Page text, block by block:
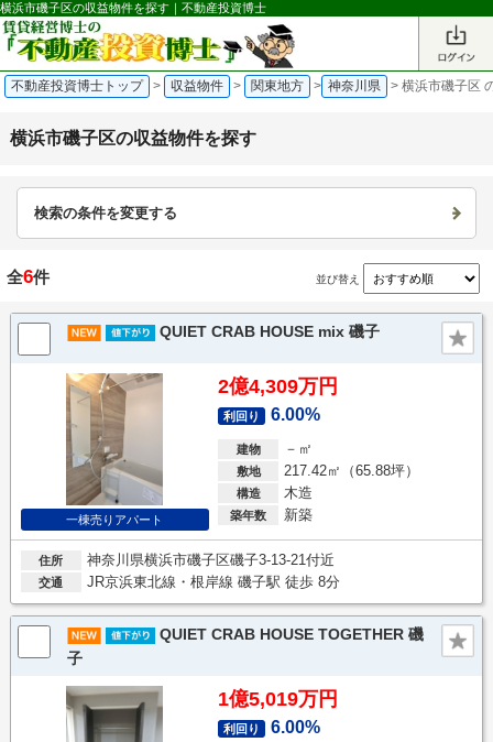
横浜市磯子区の収益物件を探す｜不動産投資博士
不動産投資博士トップ > 収益物件 > 関東地方 > 神奈川県 > 横浜市磯子区
横浜市磯子区の収益物件を探す
検索の条件を変更する
全6件 並び替え
QUIET CRAB HOUSE mix 磯子
一棟売りアパート
2億4,309万円
利回り 6.00%
建物 －㎡
敷地 217.42㎡（65.88坪）
構造 木造
築年数 新築
住所 神奈川県横浜市磯子区磯子3-13-21付近
交通 JR京浜東北線・根岸線 磯子駅 徒歩 8分
QUIET CRAB HOUSE TOGETHER 磯
子
1億5,019万円
利回り 6.00%